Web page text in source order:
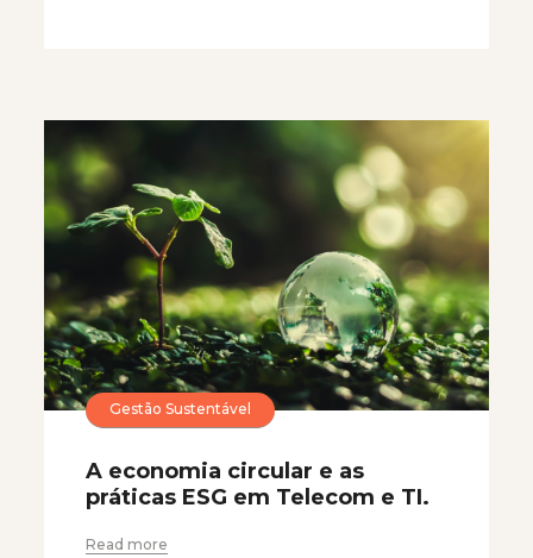
Gestão Sustentável
A economia circular e as
práticas ESG em Telecom e TI.
Read more